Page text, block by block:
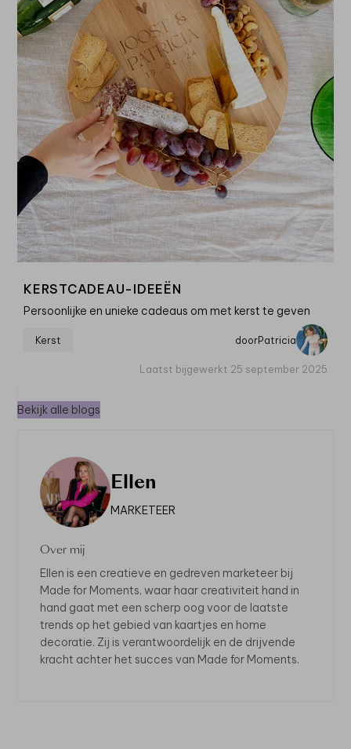
KERSTCADEAU-IDEEËN
Persoonlijke en unieke cadeaus om met kerst te geven
Kerst doorPatricia
Laatst bijgewerkt 25 september 2025
Bekijk alle blogs
Ellen
MARKETEER
Over mij
Ellen is een creatieve en gedreven marketeer bij
Made for Moments, waar haar creativiteit hand in
hand gaat met een scherp oog voor de laatste
trends op het gebied van kaartjes en home
decoratie. Zij is verantwoordelijk en de drijvende
kracht achter het succes van Made for Moments.